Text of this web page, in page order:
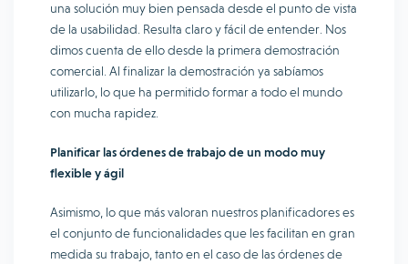
una solución muy bien pensada desde el punto de vista
de la usabilidad. Resulta claro y fácil de entender. Nos
dimos cuenta de ello desde la primera demostración
comercial. Al finalizar la demostración ya sabíamos
utilizarlo, lo que ha permitido formar a todo el mundo
con mucha rapidez.
Planificar las órdenes de trabajo de un modo muy
flexible y ágil
Asimismo, lo que más valoran nuestros planificadores es
el conjunto de funcionalidades que les facilitan en gran
medida su trabajo, tanto en el caso de las órdenes de